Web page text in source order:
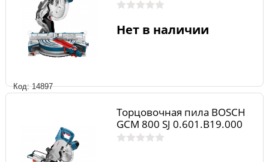
Код: 14897
Нет в наличии
Торцовочная пила BOSCH
GCM 800 SJ 0.601.B19.000